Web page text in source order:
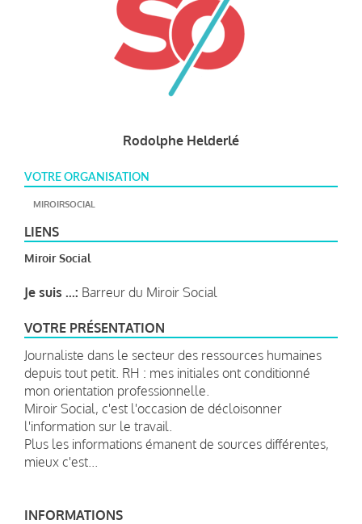
Rodolphe Helderlé
VOTRE ORGANISATION
MIROIRSOCIAL
LIENS
Miroir Social
Je suis ...: Barreur du Miroir Social
VOTRE PRÉSENTATION
Journaliste dans le secteur des ressources humaines
depuis tout petit. RH : mes initiales ont conditionné
mon orientation professionnelle.
Miroir Social, c'est l'occasion de décloisonner
l'information sur le travail.
Plus les informations émanent de sources différentes,
mieux c'est...
INFORMATIONS